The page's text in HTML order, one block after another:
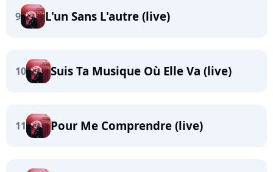
9 L'un Sans L'autre (live)
10 Suis Ta Musique Où Elle Va (live)
11 Pour Me Comprendre (live)